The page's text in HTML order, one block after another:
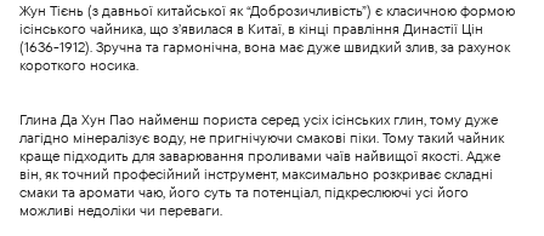
Жун Тієнь (з давньої китайської як “Доброзичливість”) є класичною формою
ісінського чайника, що з’явилася в Китаї, в кінці правління Династії Цін
(1636-1912). Зручна та гармонічна, вона має дуже швидкий злив, за рахунок
короткого носика.
Глина Да Хун Пао найменш пориста серед усіх ісінських глин, тому дуже
лагідно мінералізує воду, не пригнічуючи смакові піки. Тому такий чайник
краще підходить для заварювання проливами чаїв найвищої якості. Адже
він, як точний професійний інструмент, максимально розкриває складні
смаки та аромати чаю, його суть та потенціал, підкреслюючі усі його
можливі недоліки чи переваги.